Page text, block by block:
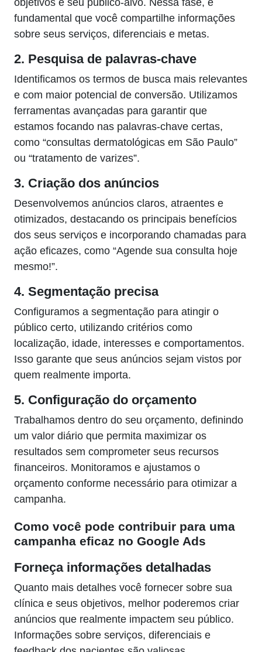
objetivos e seu público-alvo. Nessa fase, é
fundamental que você compartilhe informações
sobre seus serviços, diferenciais e metas.
2. Pesquisa de palavras-chave
Identificamos os termos de busca mais relevantes
e com maior potencial de conversão. Utilizamos
ferramentas avançadas para garantir que
estamos focando nas palavras-chave certas,
como “consultas dermatológicas em São Paulo”
ou “tratamento de varizes”.
3. Criação dos anúncios
Desenvolvemos anúncios claros, atraentes e
otimizados, destacando os principais benefícios
dos seus serviços e incorporando chamadas para
ação eficazes, como “Agende sua consulta hoje
mesmo!”.
4. Segmentação precisa
Configuramos a segmentação para atingir o
público certo, utilizando critérios como
localização, idade, interesses e comportamentos.
Isso garante que seus anúncios sejam vistos por
quem realmente importa.
5. Configuração do orçamento
Trabalhamos dentro do seu orçamento, definindo
um valor diário que permita maximizar os
resultados sem comprometer seus recursos
financeiros. Monitoramos e ajustamos o
orçamento conforme necessário para otimizar a
campanha.
Como você pode contribuir para uma
campanha eficaz no Google Ads
Forneça informações detalhadas
Quanto mais detalhes você fornecer sobre sua
clínica e seus objetivos, melhor poderemos criar
anúncios que realmente impactem seu público.
Informações sobre serviços, diferenciais e